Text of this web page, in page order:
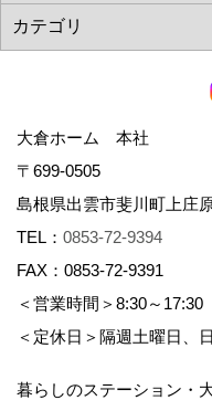
大倉ホーム 本社
〒699-0505
島根県出雲市斐川町上庄
TEL： 0853-72-9394
FAX：0853-72-9391
＜営業時間＞8:30～17:30
＜定休日＞隔週土曜日、
暮らしのステーション・